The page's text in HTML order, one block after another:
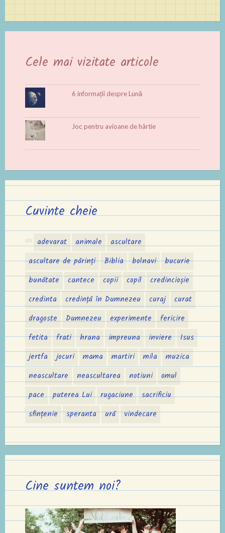
Cele mai vizitate articole
6 informații despre Lună
Joc pentru avioane de hârtie
Cuvinte cheie
adevarat animale
ascultare
ascultare de părinți
Biblia bolnavi
bucurie
bunătate
cantece copii copil
credincioșie
credinta
credință în Dumnezeu curaj
curat
dragoste
Dumnezeu experimente
fericire
fetita
frati hrana impreuna inviere
Isus
jertfa
jocuri mama martiri mila
muzica
neascultare
neascultarea notiuni
omul
pace
puterea Lui rugaciune
sacrificiu
sfințenie
speranta ură vindecare
Cine suntem noi?